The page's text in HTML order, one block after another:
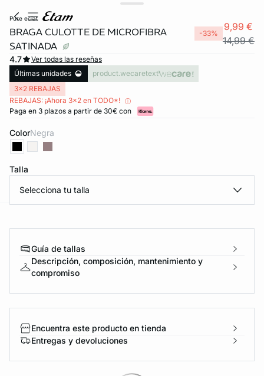
pure eclat
BRAGA CULOTTE DE MICROFIBRA
SATINADA
-33%
9,99 €
14,99 €
4.7
Ver todas las reseñas
Últimas unidades
product.wecaretext
3x2 REBAJAS
REBAJAS: ¡Ahora 3x2 en TODO*!
Paga en 3 plazos a partir de 30€ con
Color negra
Talla
Selecciona tu talla
Guía de tallas
Descripción, composición, mantenimiento y
compromiso
Encuentra este producto en tienda
Entregas y devoluciones